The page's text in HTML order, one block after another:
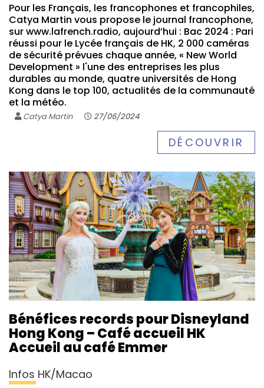
Pour les Français, les francophones et francophiles,
Catya Martin vous propose le journal francophone,
sur www.lafrench.radio, aujourd’hui : Bac 2024 : Pari
réussi pour le Lycée français de HK, 2 000 caméras
de sécurité prévues chaque année, « New World
Development » l'une des entreprises les plus
durables au monde, quatre universités de Hong
Kong dans le top 100, actualités de la communauté
et la météo.
Catya Martin 27/06/2024
DÉCOUVRIR
Bénéfices records pour Disneyland
Hong Kong – Café accueil HK
Accueil au café Emmer
Infos HK/Macao